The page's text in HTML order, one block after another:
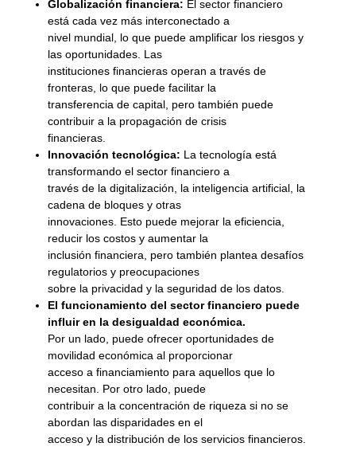
Globalización financiera: El sector financiero
está cada vez más interconectado a
nivel mundial, lo que puede amplificar los riesgos y
las oportunidades. Las
instituciones financieras operan a través de
fronteras, lo que puede facilitar la
transferencia de capital, pero también puede
contribuir a la propagación de crisis
financieras.
Innovación tecnológica: La tecnología está
transformando el sector financiero a
través de la digitalización, la inteligencia artificial, la
cadena de bloques y otras
innovaciones. Esto puede mejorar la eficiencia,
reducir los costos y aumentar la
inclusión financiera, pero también plantea desafíos
regulatorios y preocupaciones
sobre la privacidad y la seguridad de los datos.
El funcionamiento del sector financiero puede
influir en la desigualdad económica.
Por un lado, puede ofrecer oportunidades de
movilidad económica al proporcionar
acceso a financiamiento para aquellos que lo
necesitan. Por otro lado, puede
contribuir a la concentración de riqueza si no se
abordan las disparidades en el
acceso y la distribución de los servicios financieros.